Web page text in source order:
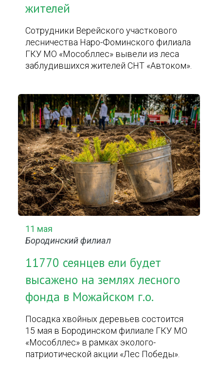
жителей
Сотрудники Верейского участкового
лесничества Наро-Фоминского филиала
ГКУ МО «Мособллес» вывели из леса
заблудившихся жителей СНТ «Автоком».
11 мая
Бородинский филиал
11770 сеянцев ели будет
высажено на землях лесного
фонда в Можайском г.о.
Посадка хвойных деревьев состоится
15 мая в Бородинском филиале ГКУ МО
«Мособллес» в рамках эколого-
патриотической акции «Лес Победы».